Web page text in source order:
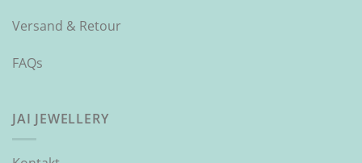
Versand & Retour
FAQs
JAI JEWELLERY